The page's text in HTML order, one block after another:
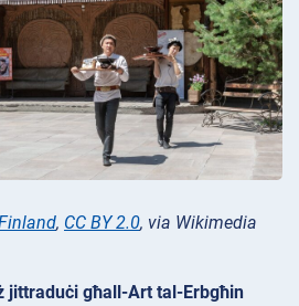
, CC BY 2.0, via Wikimedia
jittraduċi għall-Art tal-Erbgħin